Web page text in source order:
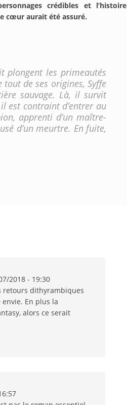
crédibles et l’histoire
cœur aurait été assuré.
plongent les primeautés
de ses origines, Syffe
sauvage. Là, il survit
est contraint d’entrer au
apprenti d’un maître-
d’un meurtre. En fuite,
2018 - 19:30
retours dithyrambiques
En plus la
alors ce serait